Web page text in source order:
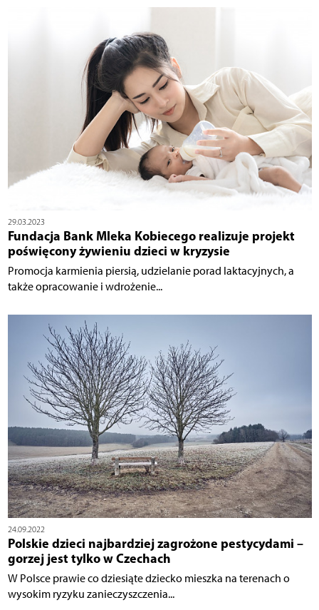
29.03.2023
Fundacja Bank Mleka Kobiecego realizuje projekt
poświęcony żywieniu dzieci w kryzysie
Promocja karmienia piersią, udzielanie porad laktacyjnych, a
także opracowanie i wdrożenie...
24.09.2022
Polskie dzieci najbardziej zagrożone pestycydami –
gorzej jest tylko w Czechach
W Polsce prawie co dziesiąte dziecko mieszka na terenach o
wysokim ryzyku zanieczyszczenia...